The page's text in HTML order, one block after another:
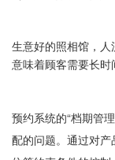
生意好的照相馆，
意味着顾客需要长时
预约系统的“档期管
配的问题。通过对